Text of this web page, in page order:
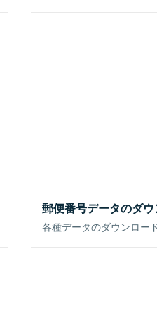
郵便番号データのダ
各種データのダウンロー